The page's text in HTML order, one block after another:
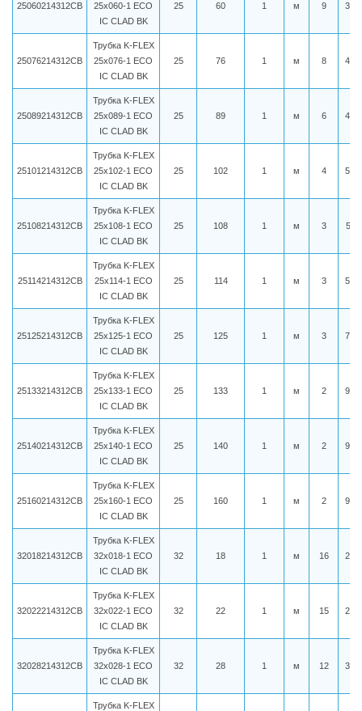
25060214312CB
25x060-1 ECO
IC CLAD BK
25 60 1 м 9
25076214312CB
Трубка K-FLEX
25x076-1 ECO
IC CLAD BK
25 76 1 м 8
25089214312CB
Трубка K-FLEX
25x089-1 ECO
IC CLAD BK
25 89 1 м 6
25101214312CB
Трубка K-FLEX
25x102-1 ECO
IC CLAD BK
25 102 1 м 4
25108214312CB
Трубка K-FLEX
25x108-1 ECO
IC CLAD BK
25 108 1 м 3
25114214312CB
Трубка K-FLEX
25x114-1 ECO
IC CLAD BK
25 114 1 м 3
25125214312CB
Трубка K-FLEX
25x125-1 ECO
IC CLAD BK
25 125 1 м 3
25133214312CB
Трубка K-FLEX
25x133-1 ECO
IC CLAD BK
25 133 1 м 2
25140214312CB
Трубка K-FLEX
25x140-1 ECO
IC CLAD BK
25 140 1 м 2
25160214312CB
Трубка K-FLEX
25x160-1 ECO
IC CLAD BK
25 160 1 м 2
32018214312CB
Трубка K-FLEX
32x018-1 ECO
IC CLAD BK
32 18 1 м 16
32022214312CB
Трубка K-FLEX
32x022-1 ECO
IC CLAD BK
32 22 1 м 15
32028214312CB
Трубка K-FLEX
32x028-1 ECO
IC CLAD BK
32 28 1 м 12
Трубка K-FLEX